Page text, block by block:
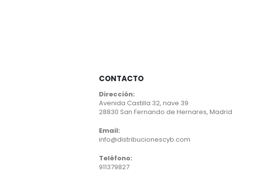
CONTACTO
Dirección:
Avenida Castilla 32, nave 39
28830 San Fernando de Hernares, Madrid
Email:
info@distribucionescyb.com
Teléfono:
911379827